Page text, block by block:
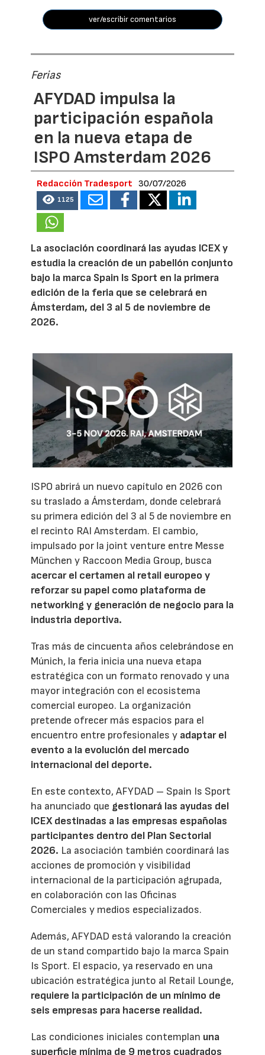
ver/escribir comentarios
Ferias
AFYDAD impulsa la
participación española
en la nueva etapa de
ISPO Amsterdam 2026
Redacción Tradesport 30/07/2026
1125
La asociación coordinará las ayudas ICEX y
estudia la creación de un pabellón conjunto
bajo la marca Spain Is Sport en la primera
edición de la feria que se celebrará en
Ámsterdam, del 3 al 5 de noviembre de
2026.
ISPO abrirá un nuevo capítulo en 2026 con
su traslado a Ámsterdam, donde celebrará
su primera edición del 3 al 5 de noviembre en
el recinto RAI Amsterdam. El cambio,
impulsado por la joint venture entre Messe
München y Raccoon Media Group, busca
acercar el certamen al retail europeo y
reforzar su papel como plataforma de
networking y generación de negocio para la
industria deportiva.
Tras más de cincuenta años celebrándose en
Múnich, la feria inicia una nueva etapa
estratégica con un formato renovado y una
mayor integración con el ecosistema
comercial europeo. La organización
pretende ofrecer más espacios para el
encuentro entre profesionales y adaptar el
evento a la evolución del mercado
internacional del deporte.
En este contexto, AFYDAD – Spain Is Sport
ha anunciado que gestionará las ayudas del
ICEX destinadas a las empresas españolas
participantes dentro del Plan Sectorial
2026. La asociación también coordinará las
acciones de promoción y visibilidad
internacional de la participación agrupada,
en colaboración con las Oficinas
Comerciales y medios especializados.
Además, AFYDAD está valorando la creación
de un stand compartido bajo la marca Spain
Is Sport. El espacio, ya reservado en una
ubicación estratégica junto al Retail Lounge,
requiere la participación de un mínimo de
seis empresas para hacerse realidad.
Las condiciones iniciales contemplan una
superficie mínima de 9 metros cuadrados